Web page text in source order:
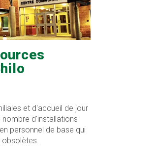
et d'accueil de jour
d'installations
personnel de base qui
obsolètes.